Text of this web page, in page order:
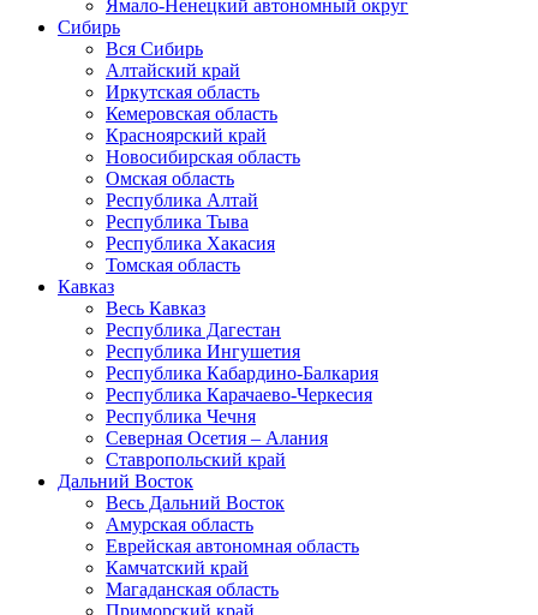
Ямало-Ненецкий автономный округ
Сибирь
Вся Сибирь
Алтайский край
Иркутская область
Кемеровская область
Красноярский край
Новосибирская область
Омская область
Республика Алтай
Республика Тыва
Республика Хакасия
Томская область
Кавказ
Весь Кавказ
Республика Дагестан
Республика Ингушетия
Республика Кабардино-Балкария
Республика Карачаево-Черкесия
Республика Чечня
Северная Осетия – Алания
Ставропольский край
Дальний Восток
Весь Дальний Восток
Амурская область
Еврейская автономная область
Камчатский край
Магаданская область
Приморский край